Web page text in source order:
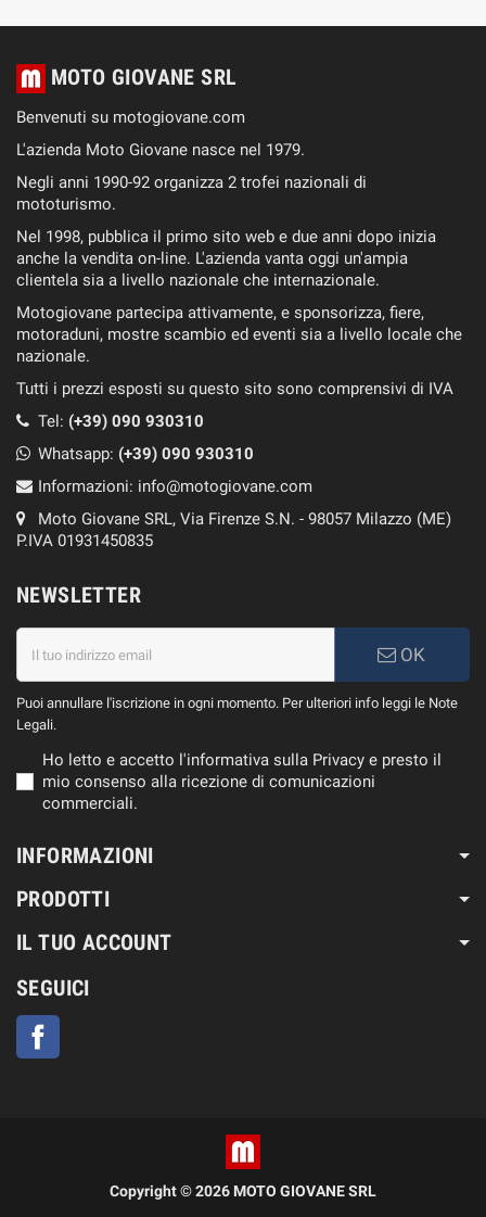
MOTO GIOVANE SRL
Benvenuti su motogiovane.com
L'azienda Moto Giovane nasce nel 1979.
Negli anni 1990-92 organizza 2 trofei nazionali di
mototurismo.
Nel 1998, pubblica il primo sito web e due anni dopo inizia
anche la vendita on-line. L'azienda vanta oggi un'ampia
clientela sia a livello nazionale che internazionale.
Motogiovane partecipa attivamente, e sponsorizza, fiere,
motoraduni, mostre scambio ed eventi sia a livello locale che
nazionale.
Tutti i prezzi esposti su questo sito sono comprensivi di IVA
Tel: (+39) 090 930310
Whatsapp: (+39) 090 930310
Informazioni: info@motogiovane.com
Moto Giovane SRL, Via Firenze S.N. - 98057 Milazzo (ME)
P.IVA 01931450835
NEWSLETTER
OK
Puoi annullare l'iscrizione in ogni momento. Per ulteriori info leggi le Note
Legali.
Ho letto e accetto l'informativa sulla Privacy e presto il
mio consenso alla ricezione di comunicazioni
commerciali.
INFORMAZIONI
PRODOTTI
IL TUO ACCOUNT
SEGUICI
Copyright © 2026 MOTO GIOVANE SRL